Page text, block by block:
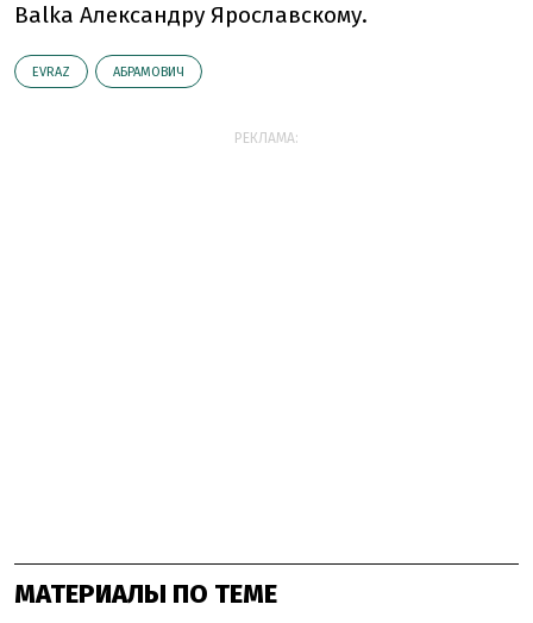
Balka Александру Ярославскому.
EVRAZ АБРАМОВИЧ
РЕКЛАМА:
МАТЕРИАЛЫ ПО ТЕМЕ